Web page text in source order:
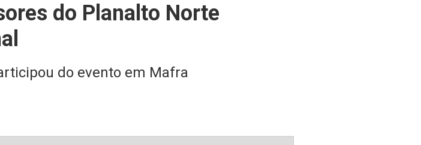
do Planalto Norte
do evento em Mafra